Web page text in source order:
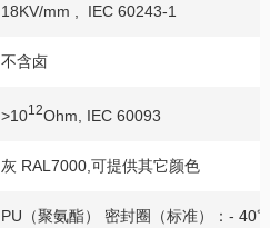
18KV/mm , IEC 60243-1
不含卤
>1012Ohm, IEC 60093
灰 RAL7000,可提供其它颜色
PU（聚氨酯） 密封圈（标准）：-